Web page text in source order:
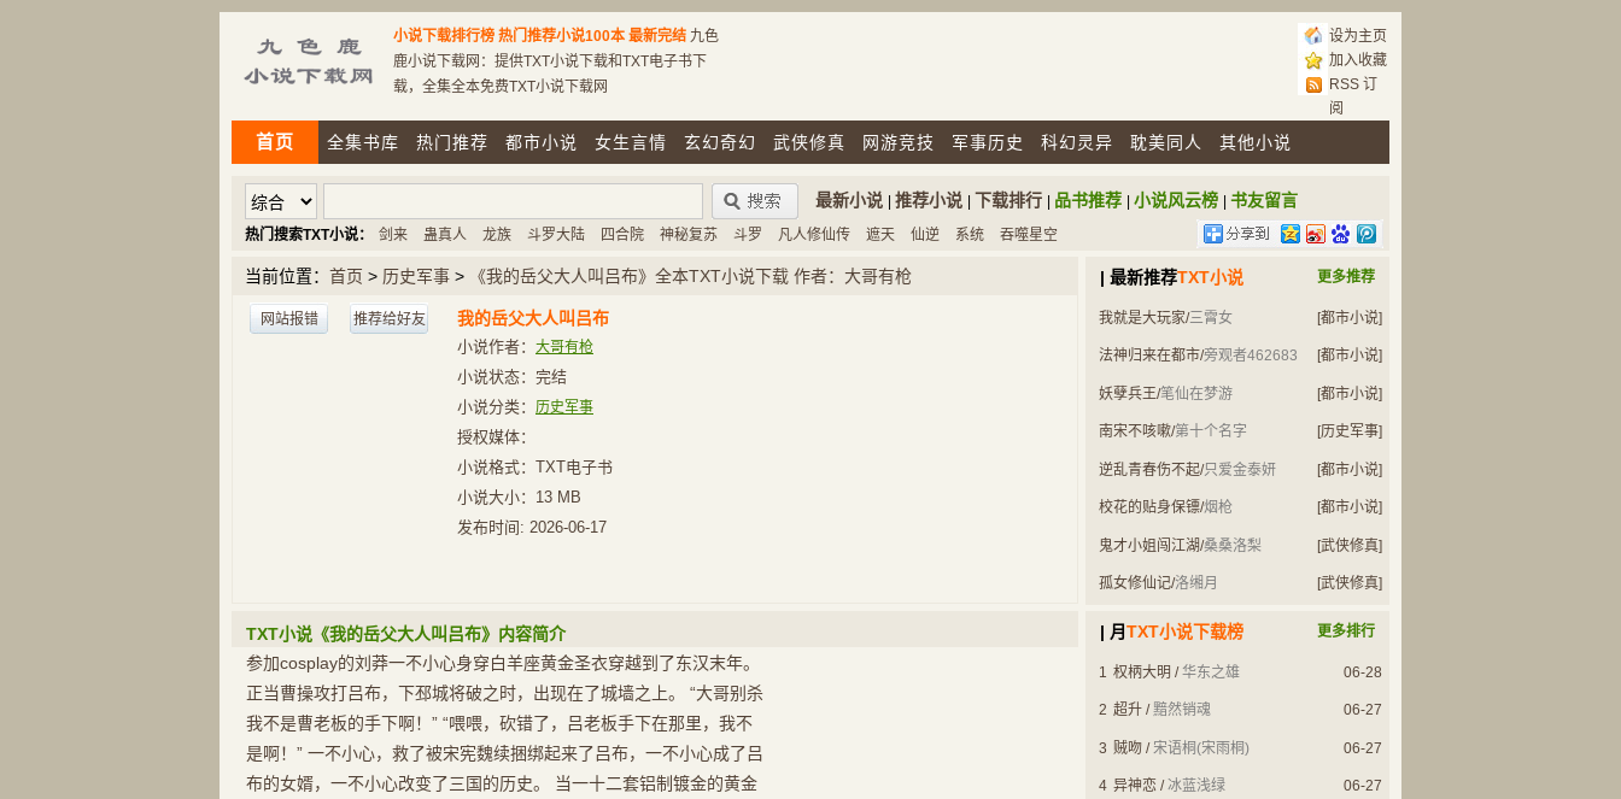
小说下载排行榜 热门推荐小说100本 最新完结 九色
鹿小说下载网：提供TXT小说下载和TXT电子书下
载，全集全本免费TXT小说下载网
设为主页
加入收藏
RSS 订
阅
首页 全集书库 热门推荐 都市小说 女生言情 玄幻奇幻 武侠修真 网游竞技 军事历史 科幻灵异 耽美同人 其他小说
最新小说 推荐小说 下载排行 品书推荐 小说风云榜 书友留言
热门搜索TXT小说： 剑来 蛊真人 龙族 斗罗大陆 四合院 神秘复苏 斗罗 凡人修仙传 遮天 仙逆 系统 吞噬星空
当前位置： 首页 > 历史军事 > 《我的岳父大人叫吕布》全本TXT小说下载 作者：大哥有枪
网站报错 推荐给好友 我的岳父大人叫吕布
小说作者： 大哥有枪
小说状态： 完结
小说分类： 历史军事
授权媒体：
小说格式：TXT电子书
小说大小： 13 MB
发布时间: 2026-06-17
更多推荐
| 最新推荐TXT小说
[都市小说]
我就是大玩家/三霄女
[都市小说]
法神归来在都市/旁观者462683
[都市小说]
妖孽兵王/笔仙在梦游
[历史军事]
南宋不咳嗽/第十个名字
[都市小说]
逆乱青春伤不起/只爱金泰妍
[都市小说]
校花的贴身保镖/烟枪
[武侠修真]
鬼才小姐闯江湖/桑桑洛梨
[武侠修真]
孤女修仙记/洛缃月
TXT小说《我的岳父大人叫吕布》内容简介
参加cosplay的刘莽一不小心身穿白羊座黄金圣衣穿越到了东汉末年。
正当曹操攻打吕布，下邳城将破之时，出现在了城墙之上。 “大哥别杀
我不是曹老板的手下啊！” “喂喂，砍错了，吕老板手下在那里，我不
是啊！” 一不小心，救了被宋宪魏续捆绑起来了吕布，一不小心成了吕
布的女婿，一不小心改变了三国的历史。 当一十二套铝制镀金的黄金
更多排行
| 月TXT小说下载榜
06-28
1 权柄大明 /华东之雄
06-27
2 超升 /黯然销魂
06-27
3 贼吻 /宋语桐(宋雨桐)
06-27
4 异神恋 /冰蓝浅绿